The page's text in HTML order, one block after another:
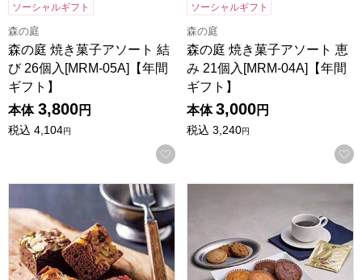
ソーシャルギフト
森の庭
森の庭 焼き菓子アソート 結
び 26個入[MRM-05A]【年間
ギフト】
本体 3,800円
税込 4,104円
お気に入りに登録する
ソーシャルギフト
森の庭
森の庭 焼き菓子アソート 恵
み 21個入[MRM-04A]【年間
ギフト】
本体 3,000円
税込 3,240円
ホシフルーツ ナッツとドライフルーツの贅沢ブラウニー 12